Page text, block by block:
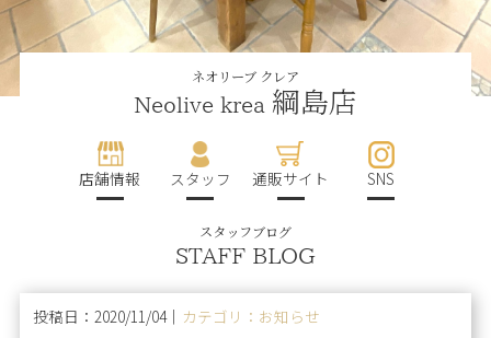
ネオリーブ クレア
Neolive krea 綱島店
店舗情報 スタッフ 通販サイト SNS
スタッフブログ
STAFF BLOG
投稿日：2020/11/04｜ カテゴリ：お知らせ